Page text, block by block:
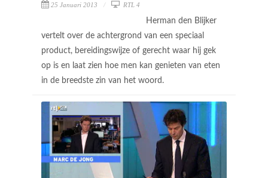
25 Januari 2013 RTL 4
Herman den Blijker
vertelt over de achtergrond van een speciaal
product, bereidingswijze of gerecht waar hij gek
op is en laat zien hoe men kan genieten van eten
in de breedste zin van het woord.